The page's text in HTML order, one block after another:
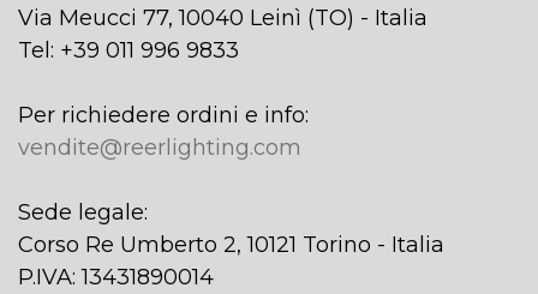
Via Meucci 77, 10040 Leinì (TO) - Italia
Tel: +39 011 996 9833
Per richiedere ordini e info:
vendite@reerlighting.com
Sede legale:
Corso Re Umberto 2, 10121 Torino - Italia
P.IVA: 13431890014